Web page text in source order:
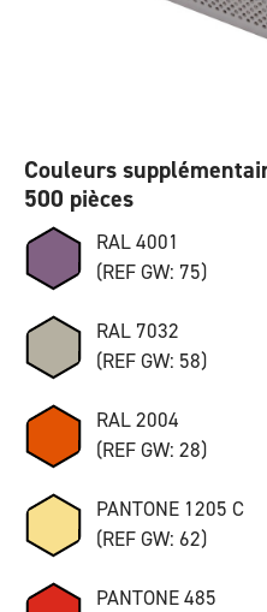
Couleurs
500 pièces
RAL 4001
(REF GW: 75)
RAL 7032
(REF GW: 58)
RAL 2004
(REF GW: 28)
PANTONE 1205 C
(REF GW: 62)
PANTONE 485